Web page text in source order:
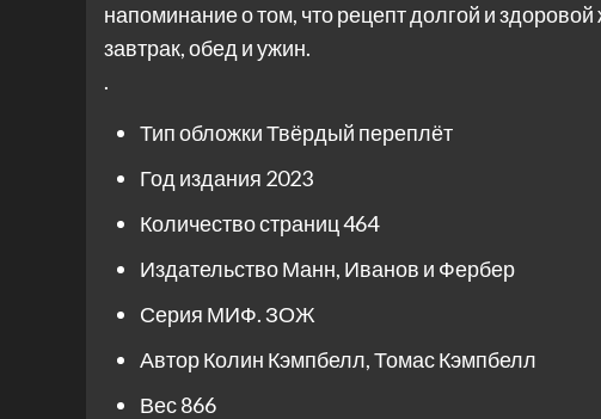
напоминание о том, что рецепт долгой и
завтрак, обед и ужин.
.
Тип обложкиТвёрдый переплёт
Год издания 2023
Количество страниц464
ИздательствоМанн, Иванов и Фербер
Серия МИФ. ЗОЖ
АвторКолин Кэмпбелл, Томас Кэмпбелл
Вес866